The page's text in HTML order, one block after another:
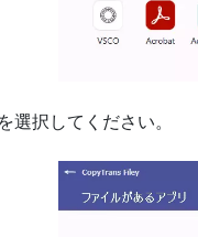
択してください。